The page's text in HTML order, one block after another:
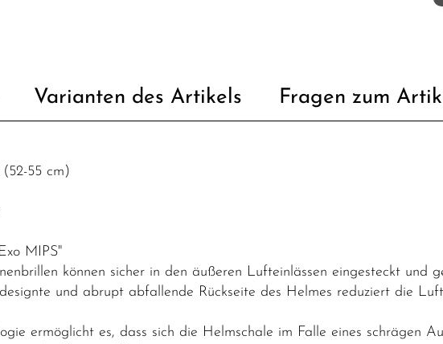
Varianten des Artikels Fragen zum
55 cm)
MIPS"
können sicher in den äußeren Lufteinlässen eingesteckt und
und abrupt abfallende Rückseite des Helmes reduziert die
ermöglicht es, dass sich die Helmschale im Falle eines schrägen